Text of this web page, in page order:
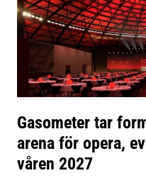
Gasometer tar
arena för opera,
våren 2027